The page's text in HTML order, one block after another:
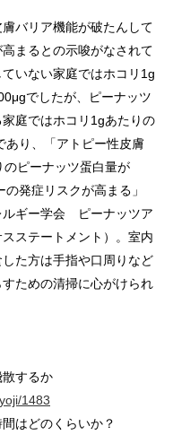
バリア機能が破たんして
まるとの示唆がなされて
いない家庭ではホコリ1g
でしたが、ピーナッツ
庭ではホコリ1gあたりの
あり、「アトピー性皮膚
ピーナッツ蛋白量が
発症リスクが高まる」
ルギー学会 ピーナッツア
ステートメント）。室内
た方は手指や口周りなど
ための清掃に心がけられ
するか
1483
はどのくらいか？